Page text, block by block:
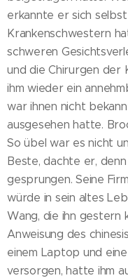
erkannte er sich
Krankenschwestern
schweren
und die Chirurgen der
ihm wieder ein
war ihnen nicht
ausgesehen hatte.
So übel war es nicht
Beste, dachte er,
gesprungen. Seine
würde in sein altes
Wang, die ihn gestern
Anweisung des
einem Laptop und
versorgen, hatte ihm